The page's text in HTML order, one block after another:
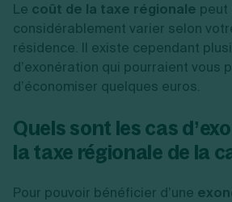
Le coût de la taxe régionale peut
considérablement varier selon
résidence. Il existe cependant
d’exonération qui pourraient vous
d’économiser quelques euros.
Quels sont les cas
la taxe régionale de la
Pour pouvoir bénéficier d’une